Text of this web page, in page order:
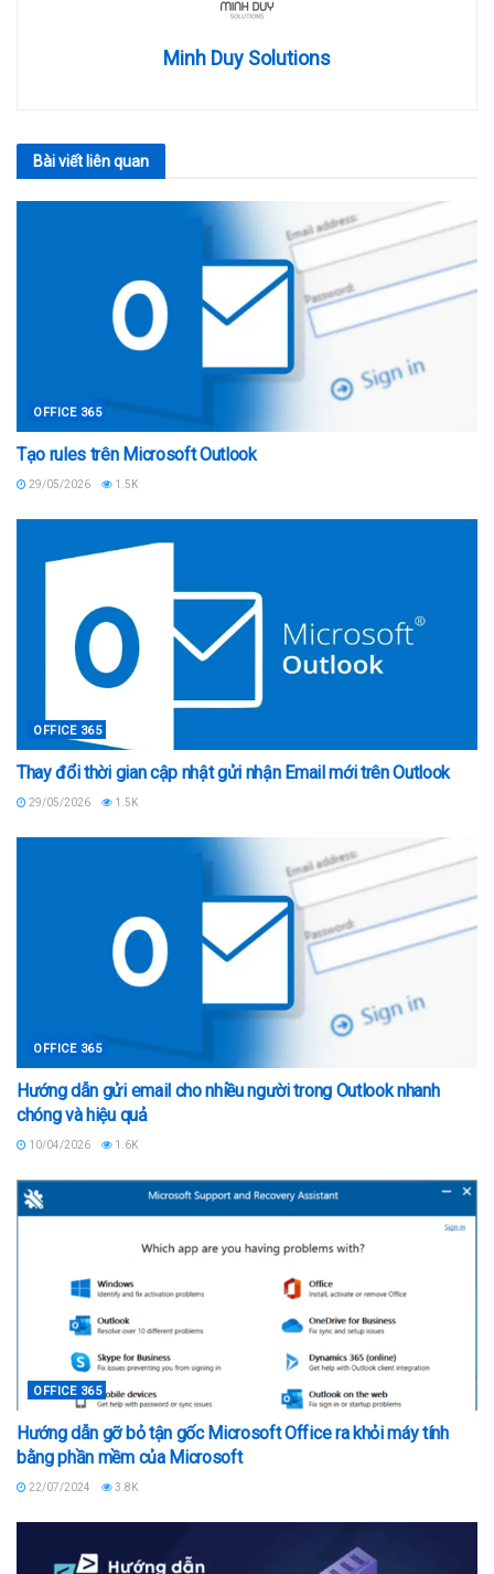
Minh Duy Solutions
Bài viết liên quan
OFFICE 365
Tạo rules trên Microsoft Outlook
29/05/2026 1.5K
OFFICE 365
Thay đổi thời gian cập nhật gửi nhận Email mới trên Outlook
29/05/2026 1.5K
OFFICE 365
Hướng dẫn gửi email cho nhiều người trong Outlook nhanh
chóng và hiệu quả
10/04/2026 1.6K
OFFICE 365
Hướng dẫn gỡ bỏ tận gốc Microsoft Office ra khỏi máy tính
bằng phần mềm của Microsoft
22/07/2024 3.8K